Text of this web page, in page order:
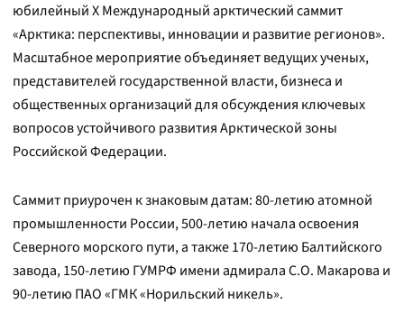
юбилейный X Международный арктический саммит
«Арктика: перспективы, инновации и развитие регионов».
Масштабное мероприятие объединяет ведущих ученых,
представителей государственной власти, бизнеса и
общественных организаций для обсуждения ключевых
вопросов устойчивого развития Арктической зоны
Российской Федерации.
Саммит приурочен к знаковым датам: 80-летию атомной
промышленности России, 500-летию начала освоения
Северного морского пути, а также 170-летию Балтийского
завода, 150-летию ГУМРФ имени адмирала С.О. Макарова и
90-летию ПАО «ГМК «Норильский никель».